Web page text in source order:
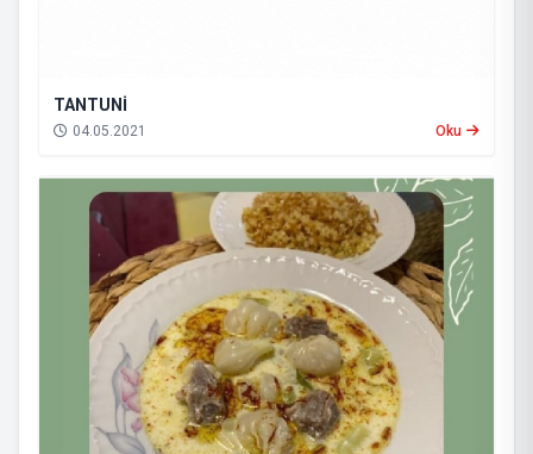
TANTUNİ
04.05.2021 Oku